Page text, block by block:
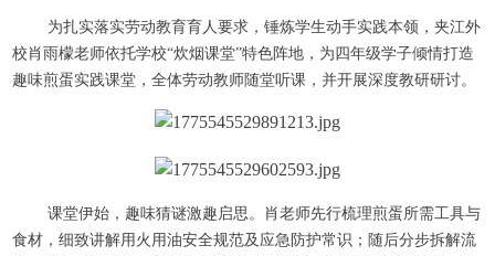
为扎实落实劳动教育育人要求，锤炼学生动手实践本领， 夹江外
校肖雨檬老师依托学校“炊烟课堂”特色阵地，为四年级学子倾情打造
趣味煎蛋实践课堂，全体劳动教师随堂听课，并开展深度教研研讨。
课堂伊始，趣味猜谜激趣启思。肖老师先行梳理煎蛋所需工具与
食材，细致讲解用火用油安全规范及应急防护常识；随后分步拆解流